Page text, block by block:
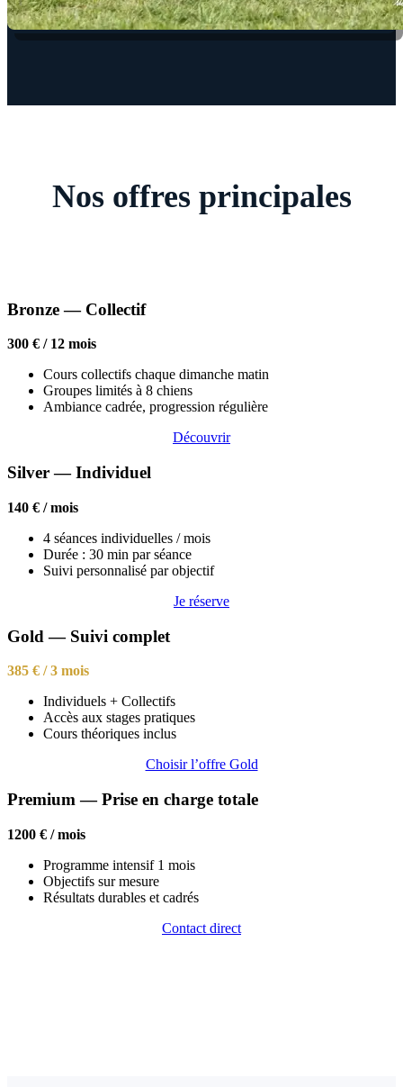
Nos offres principales
Bronze — Collectif
300 € / 12 mois
Cours collectifs chaque dimanche matin
Groupes limités à 8 chiens
Ambiance cadrée, progression régulière
Découvrir
Silver — Individuel
140 € / mois
4 séances individuelles / mois
Durée : 30 min par séance
Suivi personnalisé par objectif
Je réserve
Gold — Suivi complet
385 € / 3 mois
Individuels + Collectifs
Accès aux stages pratiques
Cours théoriques inclus
Choisir l’offre Gold
Premium — Prise en charge totale
1200 € / mois
Programme intensif 1 mois
Objectifs sur mesure
Résultats durables et cadrés
Contact direct